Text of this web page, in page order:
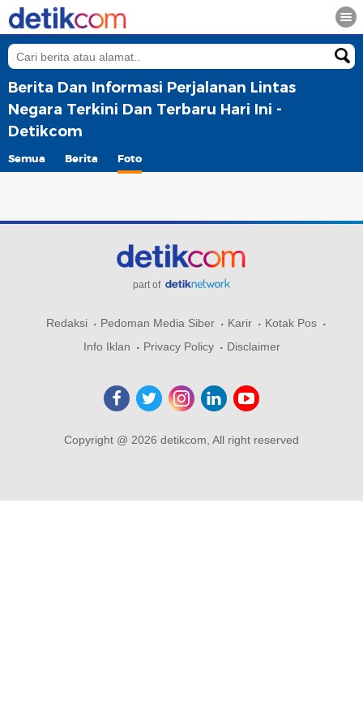
Berita Dan Informasi Perjalanan Lintas
Negara Terkini Dan Terbaru Hari Ini -
Detikcom
Semua Berita Foto
part of
Redaksi Pedoman Media Siber Karir
Kotak Pos
Info Iklan
Privacy Policy Disclaimer
Copyright @ 2026 detikcom, All right reserved